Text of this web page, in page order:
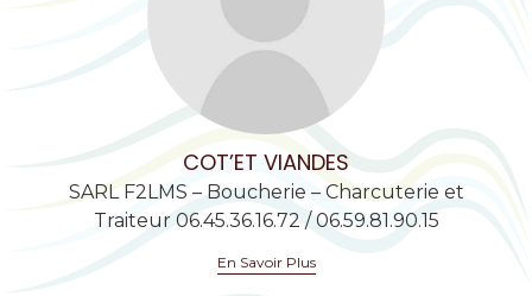
COT’ET VIANDES
SARL F2LMS – Boucherie – Charcuterie et
Traiteur 06.45.36.16.72 / 06.59.81.90.15
En Savoir Plus